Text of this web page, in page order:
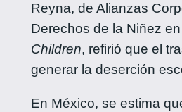
Reyna, de Alianzas
Derechos de la Niñez en
Children, refirió que el
generar la deserción
En México, se estima